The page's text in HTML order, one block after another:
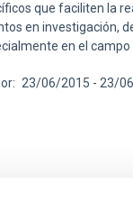
que faciliten la
en investigación,
en el campo
23/06/2015 - 23/